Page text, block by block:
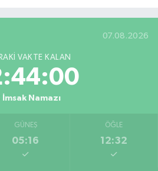
07.08.2026
VAKTE KALAN
İmsak Namazı
GÜNEŞ
05:16
ÖĞLE
12:32